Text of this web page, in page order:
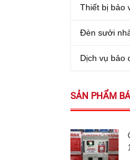
Thiết bị bảo
Đèn sưởi
Dịch vụ bảo
SẢN PHẨM